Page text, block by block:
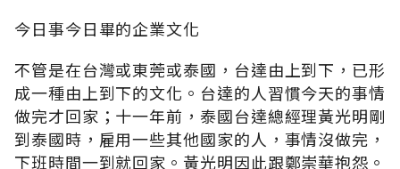
今日事今日畢的企業文化
不管是在台灣或東莞或泰國，台達由上到下，已形
成一種由上到下的文化。台達的人習慣今天的事情
做完才回家；十一年前，泰國台達總經理黃光明剛
到泰國時，雇用一些其他國家的人，事情沒做完，
下班時間一到就回家。黃光明因此跟鄭崇華抱怨。